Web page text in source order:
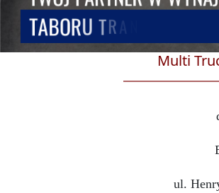
Multi
ul.